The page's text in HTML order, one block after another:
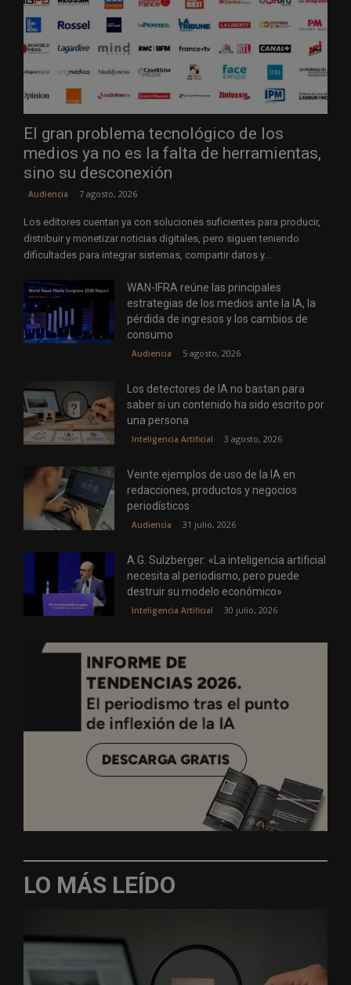
El gran problema tecnológico de los
medios ya no es la falta de herramientas,
sino su desconexión
Audiencia 7 agosto, 2026
Los editores cuentan ya con soluciones suficientes para producir,
distribuir y monetizar noticias digitales, pero siguen teniendo
dificultades para integrar sistemas, compartir datos y...
WAN-IFRA reúne las principales
estrategias de los medios ante la IA, la
pérdida de ingresos y los cambios de
consumo
Audiencia 5 agosto, 2026
Los detectores de IA no bastan para
saber si un contenido ha sido escrito por
una persona
Inteligencia Artificial 3 agosto, 2026
Veinte ejemplos de uso de la IA en
redacciones, productos y negocios
periodísticos
Audiencia 31 julio, 2026
A.G. Sulzberger: «La inteligencia artificial
necesita al periodismo, pero puede
destruir su modelo económico»
Inteligencia Artificial 30 julio, 2026
LO MÁS LEÍDO